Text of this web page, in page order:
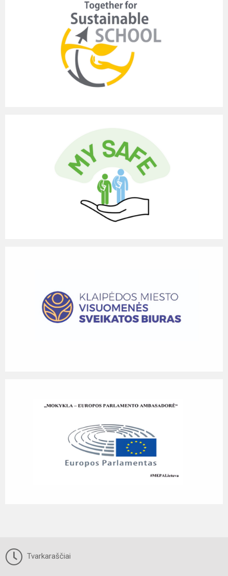
Tvarkaraščiai